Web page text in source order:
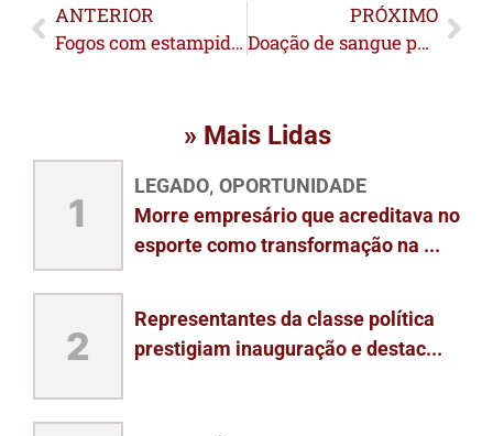
ANTERIOR
Fogos com estampido seguem proibidos e são alvo de fiscalização
PRÓXIMO
Doação de sangue passa a contar para remição de pena de detentos em Cruzeiro do Sul
» Mais Lidas
1
LEGADO, OPORTUNIDADE
Morre empresário que acreditava no
esporte como transformação na ...
2
Representantes da classe política
prestigiam inauguração e destac...